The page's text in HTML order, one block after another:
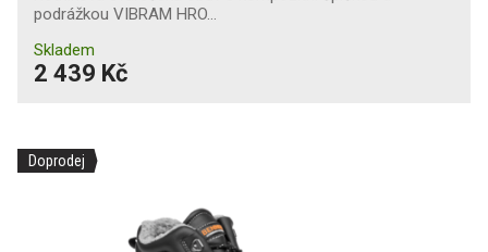
podrážkou VIBRAM HRO…
Skladem
2 439 Kč
Doprodej